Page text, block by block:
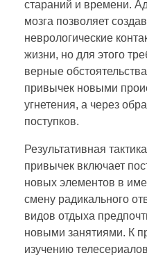
стараний и времени.
мозга позволяет
неврологические
жизни, но для этого
верные
привычек новыми
угнетения, а через
поступков.
Результативная
привычек включает
новых элементов в
смену радикального
видов отдыха
новыми занятиями. К
изучению